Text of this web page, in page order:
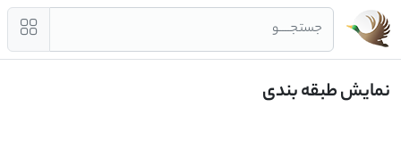
جستجــــو
نمایش طبقه بندی